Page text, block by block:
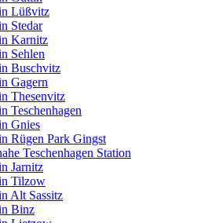
Lüßvitz
Stedar
Karnitz
Sehlen
Buschvitz
Gagern
Thesenvitz
Teschenhagen
Gnies
Rügen Park Gingst
Teschenhagen Station
Jarnitz
Tilzow
Alt Sassitz
Binz